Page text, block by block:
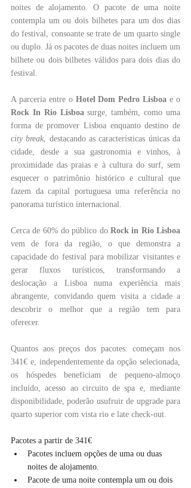
noites de alojamento. O pacote de uma noite
contempla um ou dois bilhetes para um dos dias
do festival, consoante se trate de um quarto single
ou duplo. Já os pacotes de duas noites incluem um
bilhete ou dois bilhetes válidos para dois dias do
festival.
A parceria entre o Hotel Dom Pedro Lisboa
Rock In Rio Lisboa surge, também, como uma
city break, destacando as características únicas da
cidade, desde a sua gastronomia e vinhos, à
proximidade das praias e à cultura do surf, sem
esquecer o patrimônio histórico e cultural que
fazem da capital portuguesa uma referência no
panorama turístico internacional.
Cerca de 60% do público do
vem de fora da região, o que demonstra a
capacidade do festival para mobilizar visitantes e
gerar fluxos turísticos, transformando a
deslocação a Lisboa numa experiência mais
abrangente, convidando quem visita a cidade a
descobrir o melhor que a região tem para
oferecer.
Quantos aos preços dos pacotes: começam nos
341€ e, independentemente da opção selecionada,
os hóspedes beneficiam de pequeno-almoço
incluído, acesso ao circuito de spa e, mediante
disponibilidade, poderão usufruir de upgrade para
quarto superior com vista rio e late check-out.
Pacotes a partir de 341€
Pacotes incluem opções de uma ou duas
noites de alojamento.
Pacote de uma noite contempla um ou dois